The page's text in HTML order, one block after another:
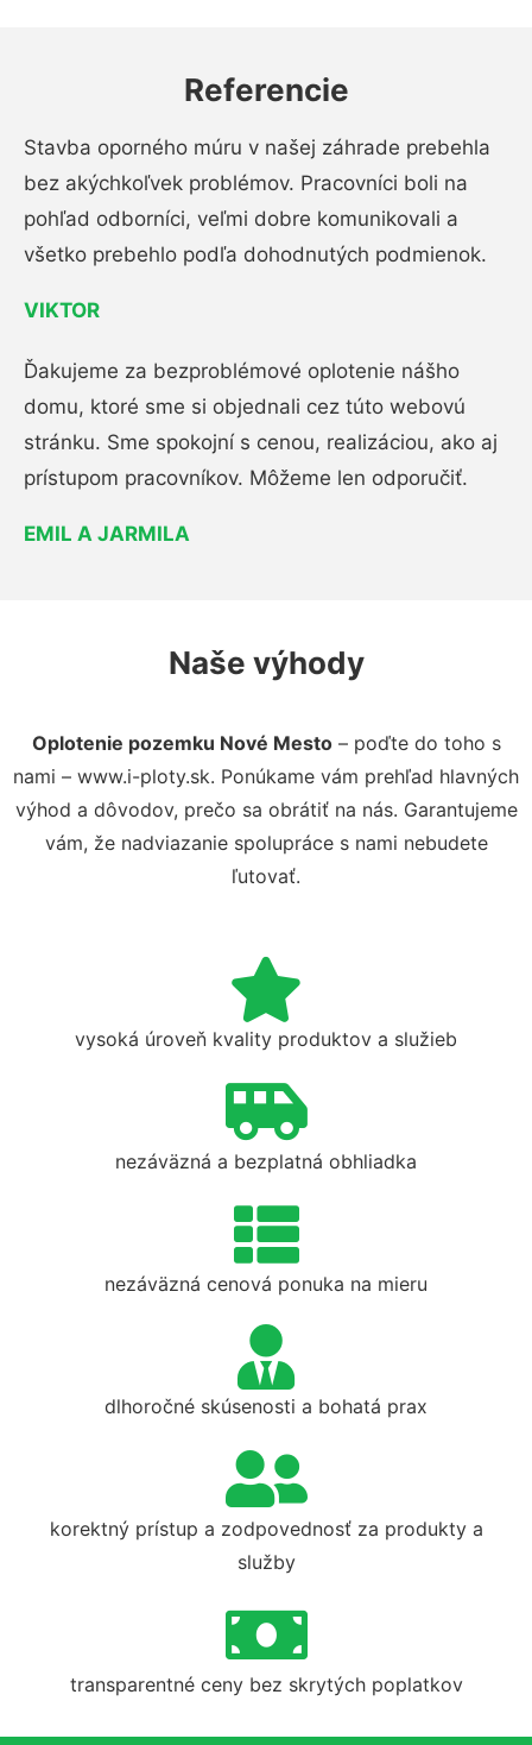
Referencie
Stavba oporného múru v našej záhrade prebehla
bez akýchkoľvek problémov. Pracovníci boli na
pohľad odborníci, veľmi dobre komunikovali a
všetko prebehlo podľa dohodnutých podmienok.
VIKTOR
Ďakujeme za bezproblémové oplotenie nášho
domu, ktoré sme si objednali cez túto webovú
stránku. Sme spokojní s cenou, realizáciou, ako aj
prístupom pracovníkov. Môžeme len odporučiť.
EMIL A JARMILA
Naše výhody
Oplotenie pozemku Nové Mesto– poďte do toho s
nami – www.i-ploty.sk. Ponúkame vám prehľad hlavných
výhod a dôvodov, prečo sa obrátiť na nás. Garantujeme
vám, že nadviazanie spolupráce s nami nebudete
ľutovať.
vysoká úroveň kvality produktov a služieb
nezáväzná a bezplatná obhliadka
nezáväzná cenová ponuka na mieru
dlhoročné skúsenosti a bohatá prax
korektný prístup a zodpovednosť za produkty a
služby
transparentné ceny bez skrytých poplatkov